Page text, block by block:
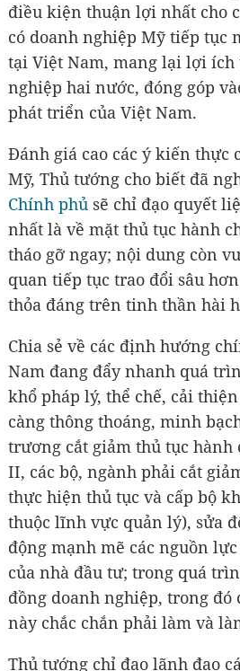
điều kiện thuận lợi nhất cho
có doanh nghiệp Mỹ tiếp tục
tại Việt Nam, mang lại lợi
nghiệp hai nước, đóng góp
phát triển của Việt Nam.
Đánh giá cao các ý kiến thực
Mỹ, Thủ tướng cho biết đã
Chính phủ sẽ chỉ đạo quyết
nhất là về mặt thủ tục hành
tháo gỡ ngay; nội dung còn
quan tiếp tục trao đổi sâu
thỏa đáng trên tinh thần hài
Chia sẻ về các định hướng
Nam đang đẩy nhanh quá
khổ pháp lý, thể chế, cải
càng thông thoáng, minh
trương cắt giảm thủ tục
II, các bộ, ngành phải cắt
thực hiện thủ tục và cấp bộ
thuộc lĩnh vực quản lý), sửa
động mạnh mẽ các nguồn
của nhà đầu tư; trong quá
đồng doanh nghiệp, trong đó
này chắc chắn phải làm và
Thủ tướng chỉ đạo lãnh đạo